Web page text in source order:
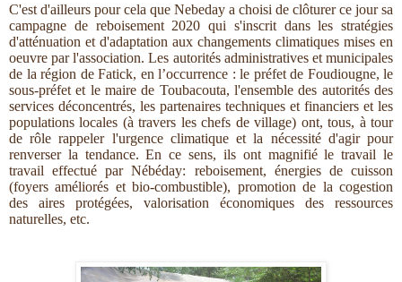
C'est d'ailleurs pour cela que Nebeday a choisi de clôturer ce jour sa
campagne de reboisement 2020 qui s'inscrit dans les stratégies
d'atténuation et d'adaptation aux changements climatiques mises en
oeuvre par l'association. Les autorités administratives et municipales
de la région de Fatick, en l’occurrence : le préfet de Foudiougne, le
sous-préfet et le maire de Toubacouta, l'ensemble des autorités des
services déconcentrés, les partenaires techniques et financiers et les
populations locales (à travers les chefs de village) ont, tous, à tour
de rôle rappeler l'urgence climatique et la nécessité d'agir pour
renverser la tendance. En ce sens, ils ont magnifié le travail le
travail effectué par Nébéday: reboisement, énergies de cuisson
(foyers améliorés et bio-combustible), promotion de la cogestion
des aires protégées, valorisation économiques des ressources
naturelles, etc.